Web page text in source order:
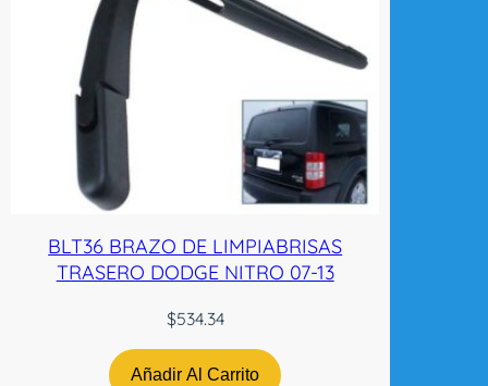
BLT36 BRAZO DE LIMPIABRISAS
TRASERO DODGE NITRO 07-13
$534.34
Añadir Al Carrito